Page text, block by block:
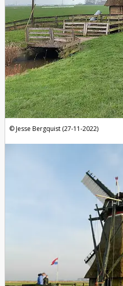
Jesse Bergquist (27-11-2022)